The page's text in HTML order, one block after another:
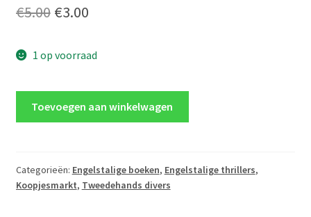
€5.00 Oorspronkelijke
was:
€5.00.
€3.00Huidige
is:
€3.00.
1 op voorraad
Eastland
aantal
Toevoegen aan winkelwagen
Categorieën: Engelstalige boeken, Engelstalige thrillers,
Koopjesmarkt, Tweedehands divers